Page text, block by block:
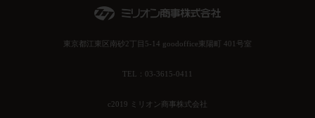
東京都江東区南砂2丁目5-14 goodoffice東陽町 401号室
TEL：03-3615-0411
c2019 ミリオン商事株式会社